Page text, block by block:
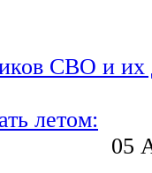
СВО и их
05